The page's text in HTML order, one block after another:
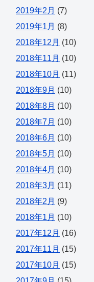
2019年2月 (7)
2019年1月 (8)
2018年12月 (10)
2018年11月 (10)
2018年10月 (11)
2018年9月 (10)
2018年8月 (10)
2018年7月 (10)
2018年6月 (10)
2018年5月 (10)
2018年4月 (10)
2018年3月 (11)
2018年2月 (9)
2018年1月 (10)
2017年12月 (16)
2017年11月 (15)
2017年10月 (15)